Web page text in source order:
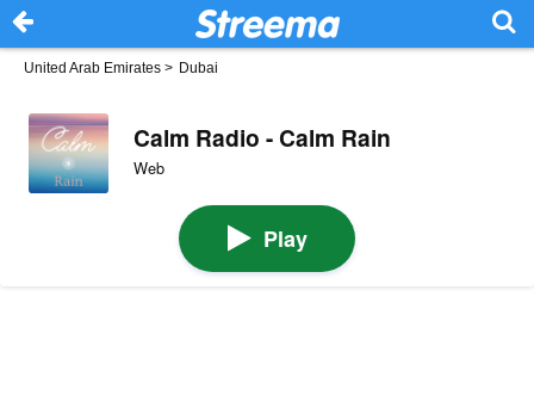
United Arab Emirates > Dubai
Calm Radio - Calm Rain
Web
Play